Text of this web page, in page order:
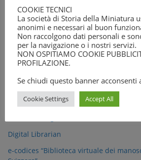
31
« Lug
Links
Banche dati
Digital Librarian
e-codices “Biblioteca virtuale dei
COOKIE TECNICI
La società di Storia della Miniatura
anonimi e necessari al buon
Non raccolgono dati personali e
per la navigazione o i nostri servizi.
NON OSPITIAMO COOKIE
PROFILAZIONE.
Se chiudi questo banner acconsenti
Cookie Settings Accept All